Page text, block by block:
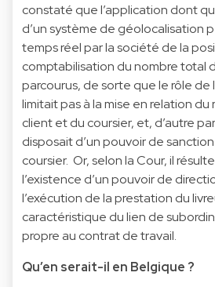
constaté que l’application dont
d’un système de géolocalisation
temps réel par la société de la
comptabilisation du nombre total
parcourus, de sorte que le rôle
limitait pas à la mise en relation
client et du coursier, et, d’autre
disposait d’un pouvoir de sanction
coursier. Or, selon la Cour, il
l’existence d’un pouvoir de
l’exécution de la prestation du
caractéristique du lien de
propre au contrat de travail.
Qu’en serait-il en Belgique ?